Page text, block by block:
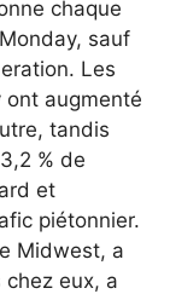
chaque
sauf
Les
ont augmenté
tandis
% de
et
piétonnier.
Midwest, a
eux, a